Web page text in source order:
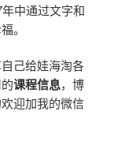
中通过文字和
。
己给娃海淘各
课程信息，博
迎加我的微信